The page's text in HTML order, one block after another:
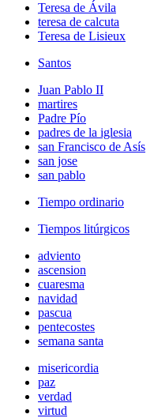
Teresa de Ávila
teresa de calcuta
Teresa de Lisieux
Santos
Juan Pablo II
martires
Padre Pío
padres de la iglesia
san Francisco de Asís
san jose
san pablo
Tiempo ordinario
Tiempos litúrgicos
adviento
ascension
cuaresma
navidad
pascua
pentecostes
semana santa
misericordia
paz
verdad
virtud